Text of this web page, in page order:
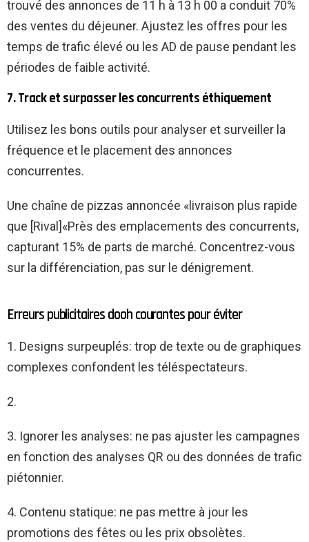
trouvé des annonces de 11 h à 13 h 00 a conduit 70%
des ventes du déjeuner. Ajustez les offres pour les
temps de trafic élevé ou les AD de pause pendant les
périodes de faible activité.
7. Track et surpasser les concurrents éthiquement
Utilisez les bons outils pour analyser et surveiller la
fréquence et le placement des annonces
concurrentes.
Une chaîne de pizzas annoncée «livraison plus rapide
que [Rival]«Près des emplacements des concurrents,
capturant 15% de parts de marché. Concentrez-vous
sur la différenciation, pas sur le dénigrement.
Erreurs publicitaires dooh courantes pour éviter
1. Designs surpeuplés: trop de texte ou de graphiques
complexes confondent les téléspectateurs.
2.
3. Ignorer les analyses: ne pas ajuster les campagnes
en fonction des analyses QR ou des données de trafic
piétonnier.
4. Contenu statique: ne pas mettre à jour les
promotions des fêtes ou les prix obsolètes.